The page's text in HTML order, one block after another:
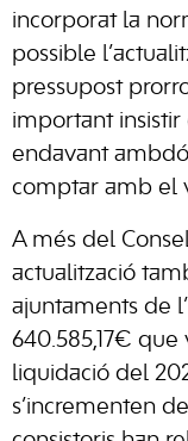
incorporat la
possible
pressupost
important
endavant
comptar amb el
A més del
actualització
ajuntaments de
640.585,17€
liquidació del
s’incrementen